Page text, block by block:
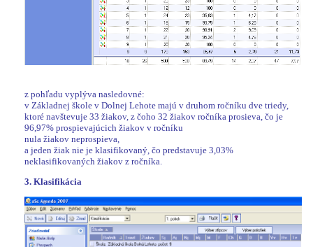
z pohľadu vyplýva nasledovné:
v Základnej škole v Dolnej Lehote majú v druhom ročníku dve triedy,
ktoré navštevuje 33 žiakov, z čoho 32 žiakov ročníka prosieva, čo je
96,97% prospievajúcich žiakov v ročníku
nula žiakov neprospieva,
a jeden žiak nie je klasifikovaný, čo predstavuje 3,03%
neklasifikovaných žiakov z ročníka.
3. Klasifikácia